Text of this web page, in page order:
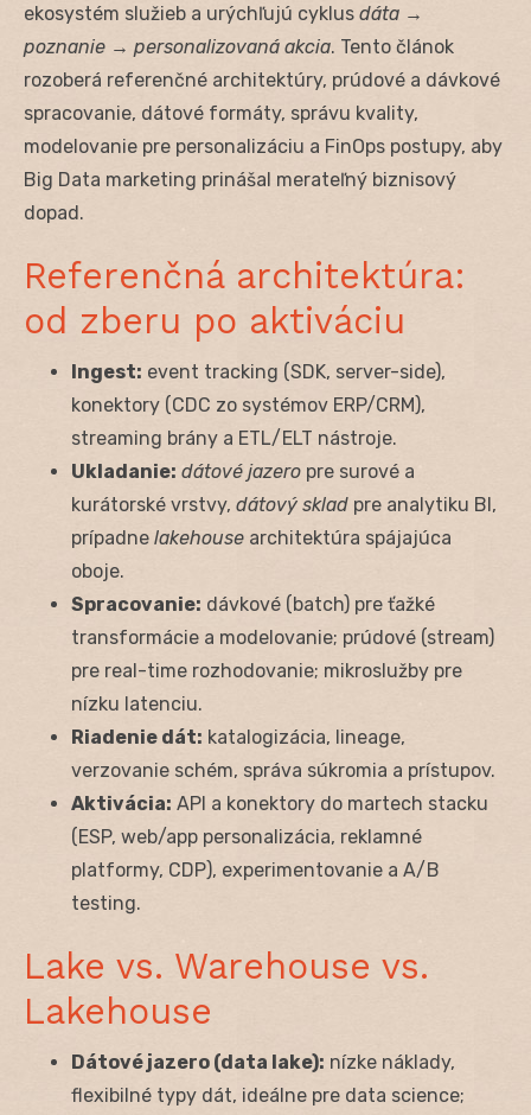
ekosystém služieb a urýchľujú cyklus dáta →
poznanie → personalizovaná akcia. Tento článok
rozoberá referenčné architektúry, prúdové a dávkové
spracovanie, dátové formáty, správu kvality,
modelovanie pre personalizáciu a FinOps postupy, aby
Big Data marketing prinášal merateľný biznisový
dopad.
Referenčná architektúra:
od zberu po aktiváciu
Ingest: event tracking (SDK, server-side),
konektory (CDC zo systémov ERP/CRM),
streaming brány a ETL/ELT nástroje.
Ukladanie: dátové jazero pre surové a
kurátorské vrstvy, dátový sklad pre analytiku BI,
prípadne lakehouse architektúra spájajúca
oboje.
Spracovanie: dávkové (batch) pre ťažké
transformácie a modelovanie; prúdové (stream)
pre real-time rozhodovanie; mikroslužby pre
nízku latenciu.
Riadenie dát: katalogizácia, lineage,
verzovanie schém, správa súkromia a prístupov.
Aktivácia: API a konektory do martech stacku
(ESP, web/app personalizácia, reklamné
platformy, CDP), experimentovanie a A/B
testing.
Lake vs. Warehouse vs.
Lakehouse
Dátové jazero (data lake): nízke náklady,
flexibilné typy dát, ideálne pre data science;